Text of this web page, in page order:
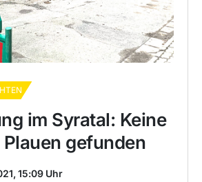
im Syratal: Keine
Plauen gefunden
15:09 Uhr